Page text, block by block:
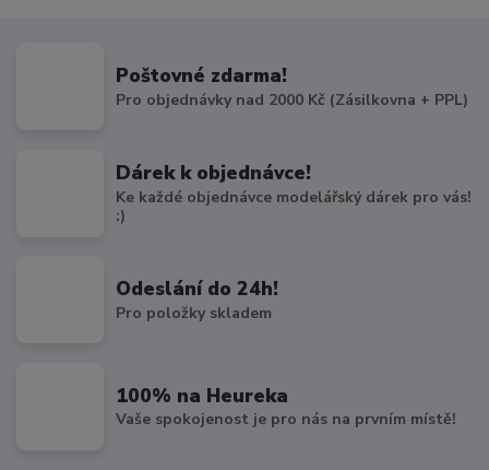
Poštovné zdarma!
Pro objednávky nad 2000 Kč (Zásilkovna + PPL)
Dárek k objednávce!
Ke každé objednávce modelářský dárek pro vás!
:)
Odeslání do 24h!
Pro položky skladem
100% na Heureka
Vaše spokojenost je pro nás na prvním místě!